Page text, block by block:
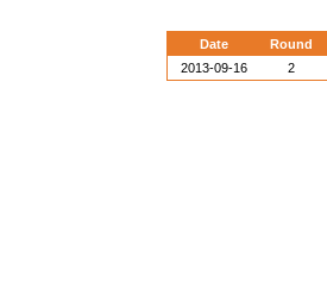
Date Round
2013-09-16
2